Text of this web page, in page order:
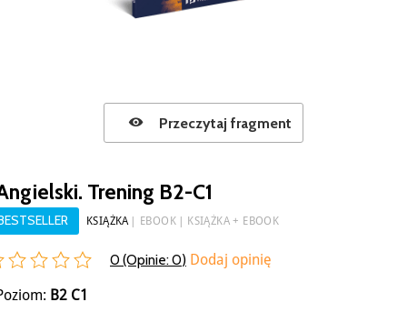
Przeczytaj fragment
Trening B2-C1
KSIĄŻKA EBOOK KSIĄŻKA + EBOOK
0 (Opinie:0) Dodaj opinię
B2 C1